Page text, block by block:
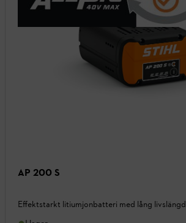
AP 200 S
Effektstarkt litiumjonbatteri med lång livslängd